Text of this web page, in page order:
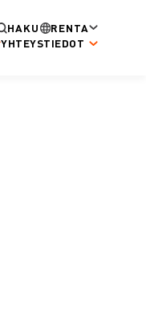
HAKU
RENTA
YHTEYSTIEDOT